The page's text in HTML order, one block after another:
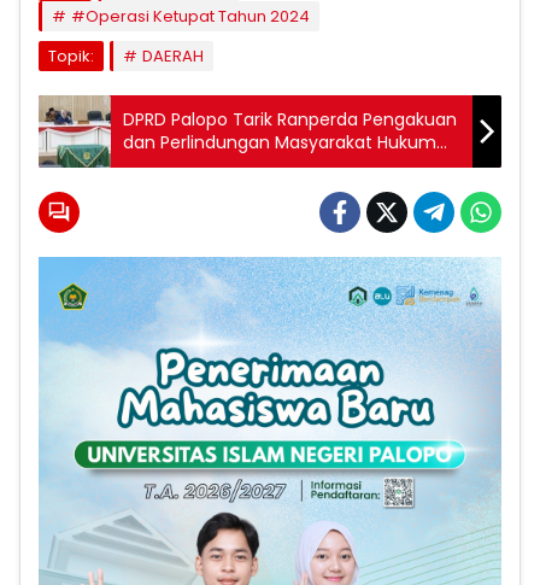
#Operasi Ketupat Tahun 2024
Topik:
DAERAH
DPRD Palopo Tarik Ranperda Pengakuan
dan Perlindungan Masyarakat Hukum
Adat